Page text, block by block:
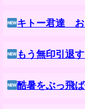
キトー君達 お
もう無印引退
酷暑をぶっ